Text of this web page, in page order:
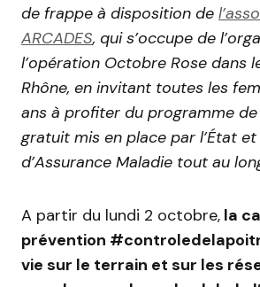
de frappe à disposition de
ARCADES, qui s’occupe de
l’opération Octobre Rose dans
Rhône, en invitant toutes les
ans à profiter du programme
gratuit mis en place par l’État et
d’Assurance Maladie tout au
A partir du lundi 2 octobre, la
prévention
vie sur le terrain et sur les